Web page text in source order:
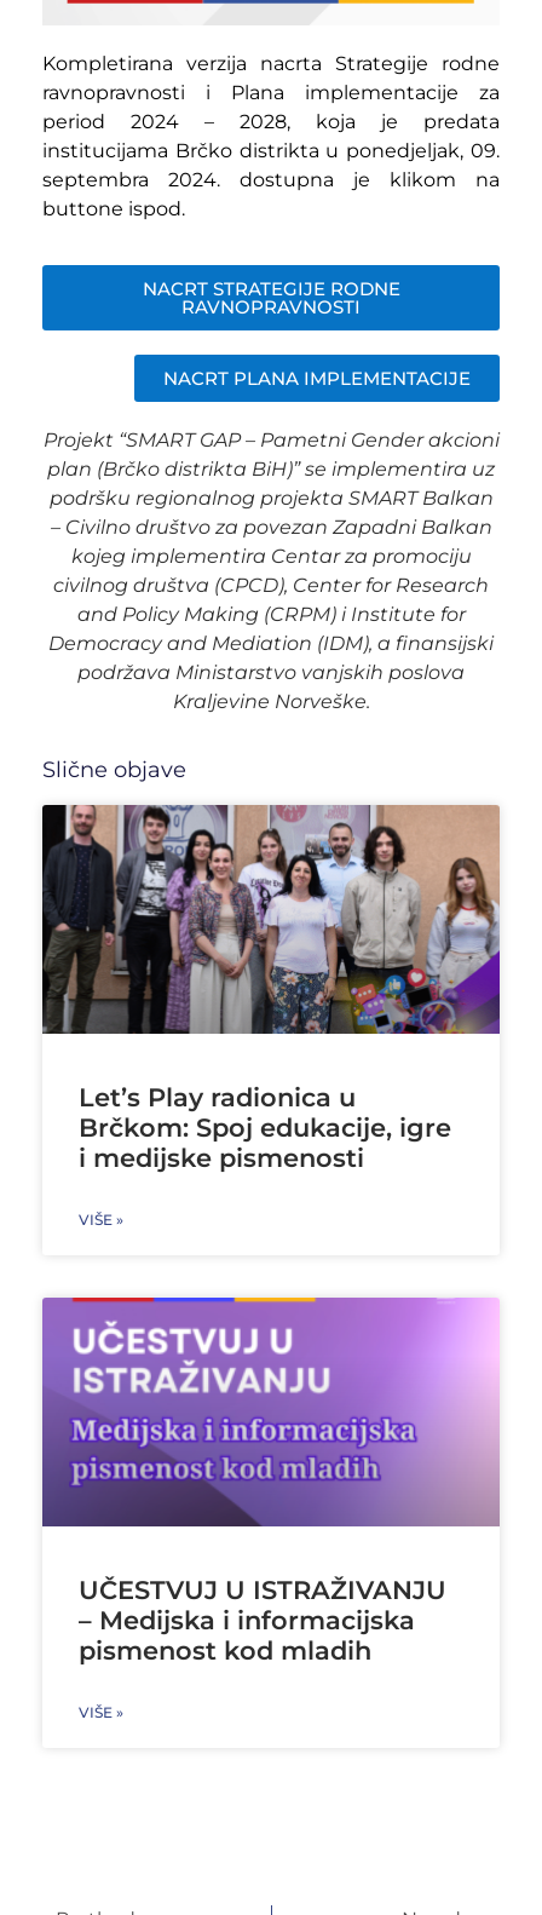
Kompletirana verzija nacrta Strategije rodne
ravnopravnosti i Plana implementacije za
period 2024 – 2028, koja je predata
institucijama Brčko distrikta u ponedjeljak, 09.
septembra 2024. dostupna je klikom na
buttone ispod.
NACRT STRATEGIJE RODNE
RAVNOPRAVNOSTI
NACRT PLANA IMPLEMENTACIJE
Projekt “SMART GAP – Pametni Gender akcioni
plan (Brčko distrikta BiH)” se implementira uz
podršku regionalnog projekta SMART Balkan
– Civilno društvo za povezan Zapadni Balkan
kojeg implementira Centar za promociju
civilnog društva (CPCD), Center for Research
and Policy Making (CRPM) i Institute for
Democracy and Mediation (IDM), a finansijski
podržava Ministarstvo vanjskih poslova
Kraljevine Norveške.
Slične objave
Let’s Play radionica u
Brčkom: Spoj edukacije, igre
i medijske pismenosti
VIŠE »
UČESTVUJ U ISTRAŽIVANJU
– Medijska i informacijska
pismenost kod mladih
VIŠE »